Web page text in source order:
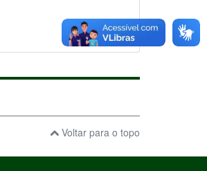
Voltar para o topo